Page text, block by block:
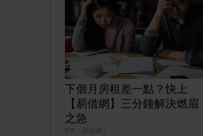
下個月房租差一點？快上
【易借網】三分鐘解決燃眉
之急
PR（易借網）